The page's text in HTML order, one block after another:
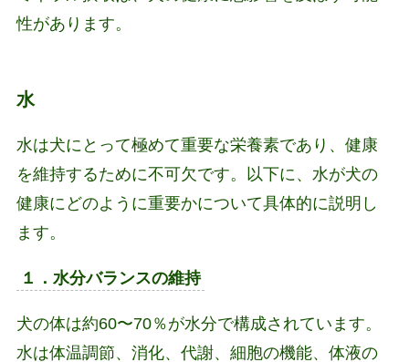
性があります。
水
水は犬にとって極めて重要な栄養素であり、健康
を維持するために不可欠です。以下に、水が犬の
健康にどのように重要かについて具体的に説明し
ます。
１．水分バランスの維持
犬の体は約60〜70％が水分で構成されています。
水は体温調節、消化、代謝、細胞の機能、体液の